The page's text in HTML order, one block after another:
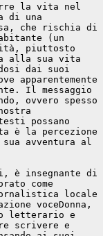
la vita nel
di una
che rischia di
(un
piuttosto
alla sua vita
dai suoi
apparentemente
Il messaggio
ovvero spesso
possano
è la percezione
avventura al
è insegnante di
come
locale
voceDonna,
letterario e
scrivere e